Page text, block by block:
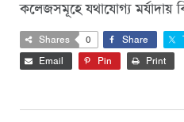
কলেজসমূহে যথাযোগ্য
Shares 0 Share
Email
Pin Print